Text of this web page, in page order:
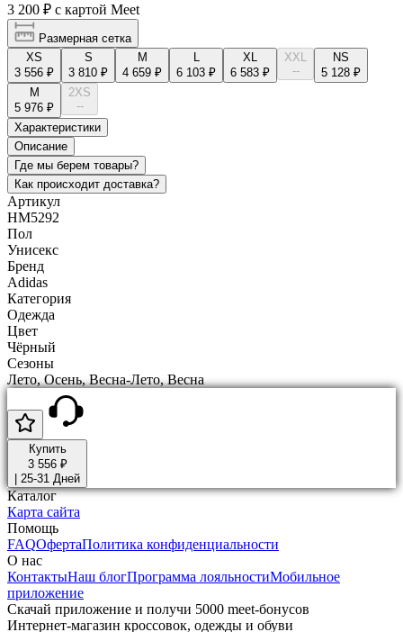
3 200 ₽ с картой Meet
Размерная сетка
XS
3 556 ₽
S
3 810 ₽
M
4 659 ₽
6 103 ₽
XL
6 583 ₽
XXL
--
NS
5 128 ₽
М
5 976 ₽
2XS
--
Характеристики
Описание
Где мы берем товары?
Как происходит доставка?
Артикул
HM5292
Пол
Унисекс
Бренд
Adidas
Категория
Одежда
Цвет
Чёрный
Сезоны
Лето, Осень, Весна-Лето, Весна
Купить
3 556 ₽
25-31 Дней
Каталог
Карта сайта
Помощь
FAQОфертаПолитика конфиденциальности
О нас
КонтактыНаш блогПрограмма лояльностиМобильное
приложение
Скачай приложение и получи 5000 meet-бонусов
Интернет-магазин кроссовок, одежды и обуви